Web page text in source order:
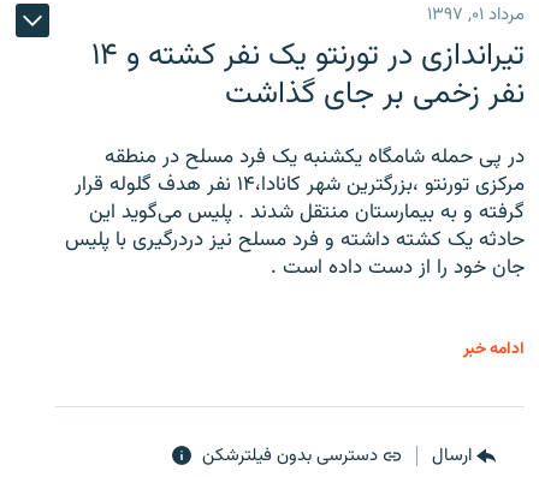
مرداد ۰۱, ۱۳۹۷
تیراندازی در تورنتو یک نفر کشته و ۱۴
نفر زخمی بر جای گذاشت
در پی حمله شامگاه یکشنبه یک فرد مسلح در منطقه
مرکزی تورنتو ،‌بزرگترین شهر کانادا،۱۴ نفر هدف گلوله قرار
گرفته و به بیمارستان منتقل شدند . پلیس می‌گوید این
حادثه یک کشته داشته و فرد مسلح نیز دردرگیری با پلیس
جان خود را از دست داده است .
ادامه خبر
ارسال دسترسی بدون فیلترشکن